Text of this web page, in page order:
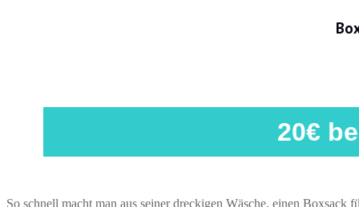
20€
So schnell macht man aus seiner dreckigen Wäsche, einen